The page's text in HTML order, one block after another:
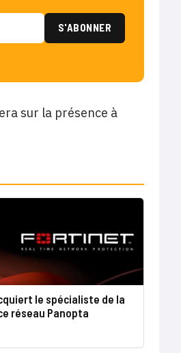
sur la présence à
le spécialiste de la
réseau Panopta